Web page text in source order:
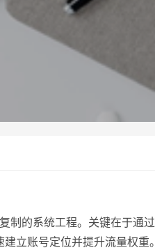
制的系统工程。关键在于通过
立账号定位并提升流量权重